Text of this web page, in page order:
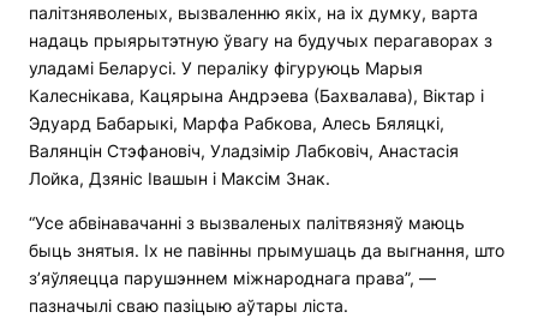
палітзняволеных, вызваленню якіх, на іх думку, варта
надаць прыярытэтную ўвагу на будучых перагаворах з
уладамі Беларусі. У пераліку фігуруюць Марыя
Калеснікава, Кацярына Андрэева ​​(Бахвалава), Віктар і
Эдуард Бабарыкі, Марфа Рабкова, Алесь Бяляцкі,
Валянцін Стэфановіч, Уладзімір Лабковіч, Анастасія
Лойка, Дзяніс Івашын і Максім Знак.
“Усе абвінавачанні з вызваленых палітвязняў маюць
быць знятыя. Іх не павінны прымушаць да выгнання, што
з’яўляецца парушэннем міжнароднага права”, —
пазначылі сваю пазіцыю аўтары ліста.